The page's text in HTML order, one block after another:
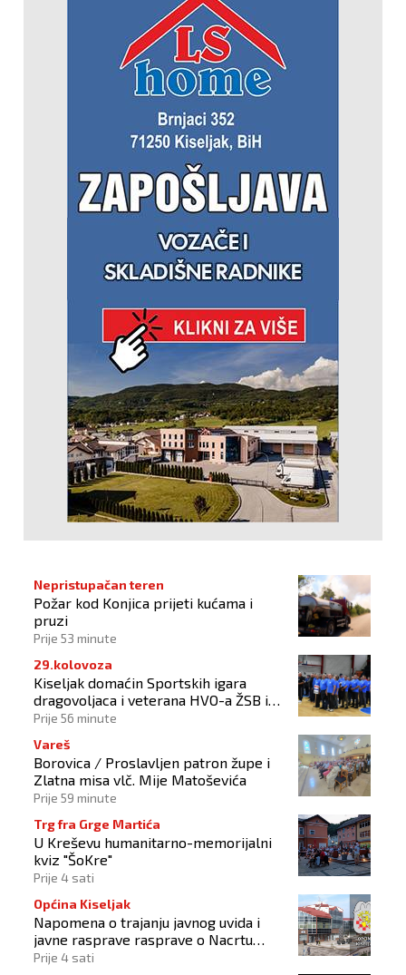
Nepristupačan teren
Požar kod Konjica prijeti kućama i
pruzi
Prije 53 minute
29.kolovoza
Kiseljak domaćin Sportskih igara
dragovoljaca i veterana HVO-a ŽSB i
Dana branitelja
Prije 56 minute
Vareš
Borovica / Proslavljen patron župe i
Zlatna misa vlč. Mije Matoševića
Prije 59 minute
Trg fra Grge Martića
U Kreševu humanitarno-memorijalni
kviz "ŠoKre"
Prije 4 sati
Općina Kiseljak
Napomena o trajanju javnog uvida i
javne rasprave rasprave o Nacrtu
prostornog plana
Prije 4 sati